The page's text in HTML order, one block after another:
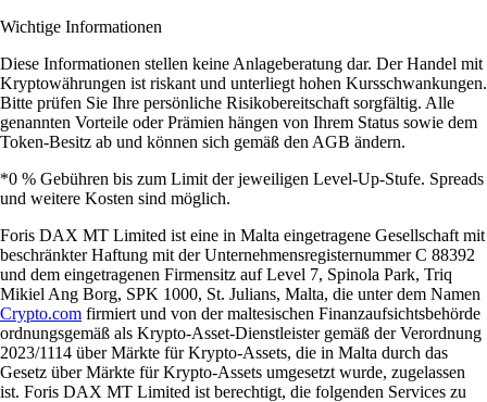
Wichtige Informationen
Diese Informationen stellen keine Anlageberatung dar. Der Handel mit
Kryptowährungen ist riskant und unterliegt hohen Kursschwankungen.
Bitte prüfen Sie Ihre persönliche Risikobereitschaft sorgfältig. Alle
genannten Vorteile oder Prämien hängen von Ihrem Status sowie dem
Token-Besitz ab und können sich gemäß den AGB ändern.
*0 % Gebühren bis zum Limit der jeweiligen Level-Up-Stufe. Spreads
und weitere Kosten sind möglich.
Foris DAX MT Limited ist eine in Malta eingetragene Gesellschaft mit
beschränkter Haftung mit der Unternehmensregisternummer C 88392
und dem eingetragenen Firmensitz auf Level 7, Spinola Park, Triq
Mikiel Ang Borg, SPK 1000, St. Julians, Malta, die unter dem Namen
Crypto.com firmiert und von der maltesischen Finanzaufsichtsbehörde
ordnungsgemäß als Krypto-Asset-Dienstleister gemäß der Verordnung
2023/1114 über Märkte für Krypto-Assets, die in Malta durch das
Gesetz über Märkte für Krypto-Assets umgesetzt wurde, zugelassen
ist. Foris DAX MT Limited ist berechtigt, die folgenden Services zu